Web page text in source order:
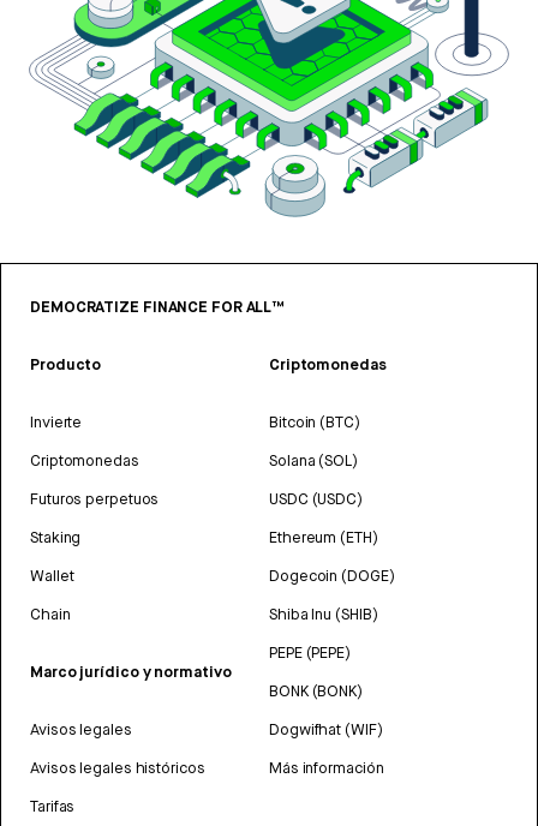
DEMOCRATIZE FINANCE FOR ALL™
Producto
Invierte
Criptomonedas
Futuros perpetuos
Staking
Wallet
Chain
Marco jurídico y normativo
Avisos legales
Avisos legales históricos
Tarifas
Criptomonedas
Bitcoin (BTC)
Solana (SOL)
USDC (USDC)
Ethereum (ETH)
Dogecoin (DOGE)
Shiba Inu (SHIB)
PEPE (PEPE)
BONK (BONK)
Dogwifhat (WIF)
Más información